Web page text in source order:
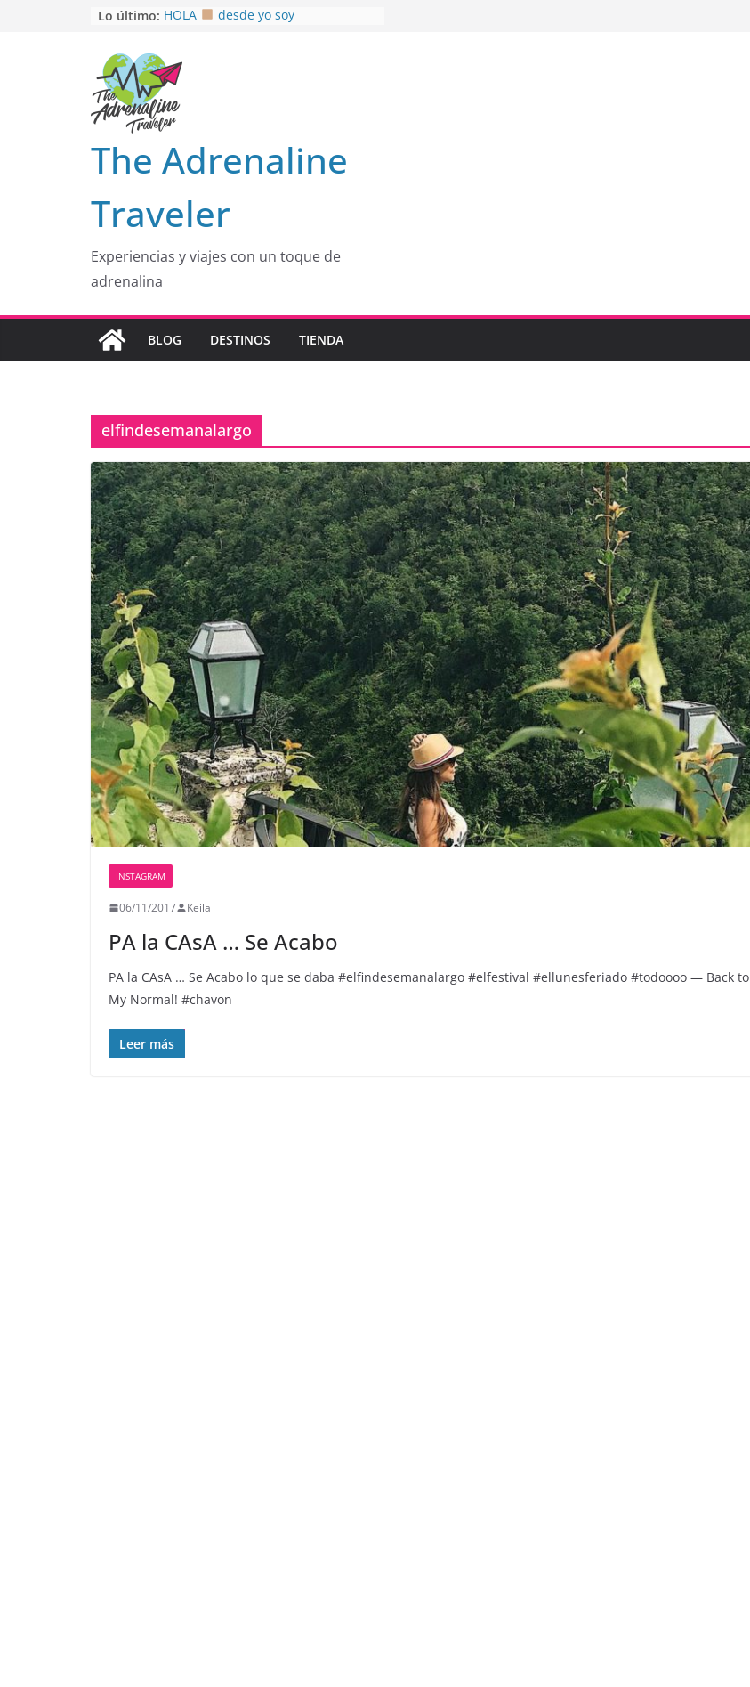
Lo último: HOLA
desde yo soy
EL SENDERO DEL CACAO: Excelente
opción
HOSPEDAJE AL NATURALSHH !!
En
MULITO!
The Adrenaline
Traveler
Experiencias y viajes con un toque de
adrenalina
BLOG DESTINOS TIENDA
elfindesemanalargo
INSTAGRAM
06/11/2017 Keila
PA la CAsA … Se Acabo
PA la CAsA … Se Acabo lo que se daba️ #elfindesemanalargo #elfestival #ellunesferiado #todoooo — Back to
My Normal! #chavon
Leer más